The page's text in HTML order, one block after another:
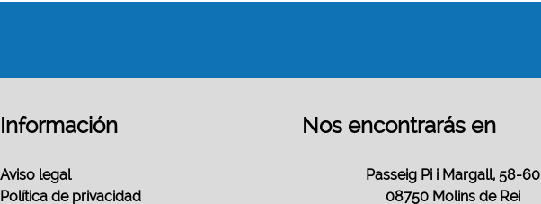
Información
Aviso legal
Política de privacidad
Nos encontrarás en
Passeig Pi i Margall, 58-60
08750 Molins de Rei